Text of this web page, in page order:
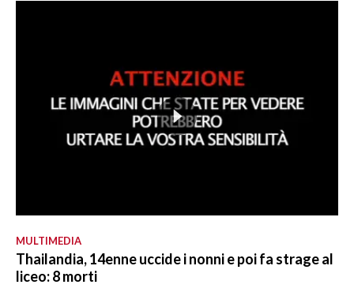
MULTIMEDIA
Thailandia, 14enne uccide i nonni e poi fa strage al
liceo: 8 morti